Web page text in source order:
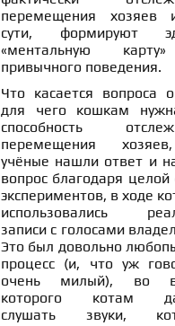
перемещения хозяев
сути, формируют
«ментальную
привычного поведения.
Что касается вопроса
для чего кошкам
способность
перемещения
учёные нашли ответ и
вопрос благодаря целой
экспериментов, в ходе
использовались
записи с голосами
Это был довольно
процесс (и, что уж
очень милый), во
которого котам
слушать звуки,